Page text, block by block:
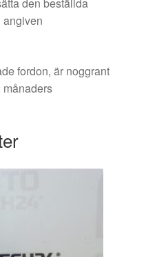
angiven
fordon, är noggrant